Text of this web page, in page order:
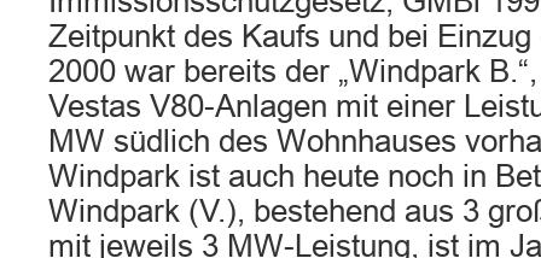
Zeitpunkt des Kaufs und bei
2000 war bereits der „Windpark
Vestas V80-Anlagen mit einer
MW südlich des Wohnhauses
Windpark ist auch heute noch in
Windpark (V.), bestehend aus 3
mit jeweils 3 MW-Leistung, ist im